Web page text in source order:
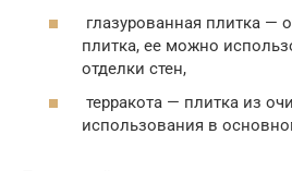
глазурованная плитка —
плитка, ее можно
отделки стен,
терракота — плитка из
использования в